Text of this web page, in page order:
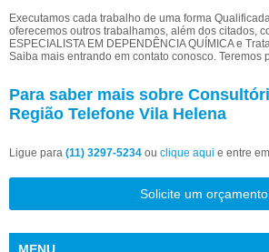
Executamos cada trabalho de uma forma
oferecemos outros trabalhamos, além dos citados,
ESPECIALISTA EM DEPENDÊNCIA QUÍMICA e
Saiba mais entrando em contato conosco. Teremos
Para saber mais sobre
Região Telefone Vila Helena
Ligue para (11) 3297-5234 ou clique aqui e entre
Solicite um orçamento